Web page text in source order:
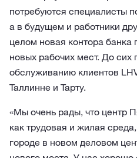
потребуются специалисты
а в будущем и работники
целом новая контора банка
новых рабочих мест. До сих
обслуживанию клиентов
Таллинне и Тарту.
«Мы очень рады, что центр
как трудовая и жилая
городе в новом деловом